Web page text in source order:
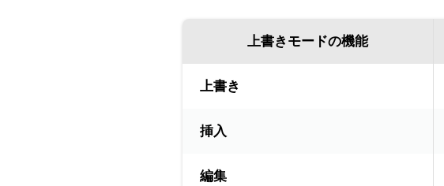
上書きモードの機能
上書き
挿入
編集